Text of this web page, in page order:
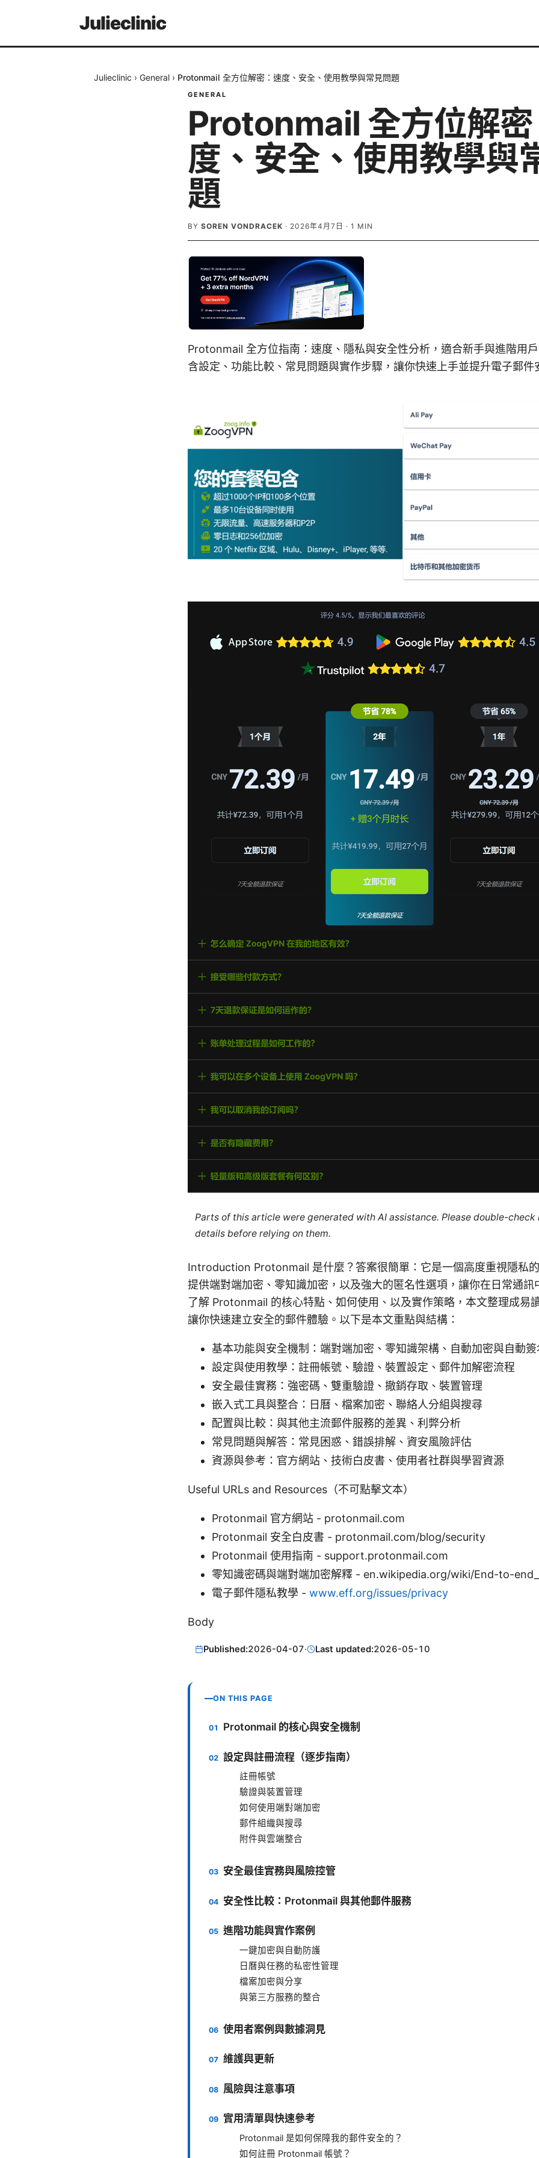
Julieclinic
Julieclinic › General › Protonmail 全方位解密：速度、安全、使用教學與常見問題
GENERAL
Protonmail 全方位解
度、安全、使用教學與
題
BY SOREN VONDRACEK · 2026年4月7日 · 1 MIN
Protonmail 全方位指南：速度、隱私與安全性分析，適合新手與進階用
含設定、功能比較、常見問題與實作步驟，讓你快速上手並提升電子郵件
Parts of this article were generated with AI assistance. Please double-
details before relying on them.
Introduction Protonmail 是什麼？答案很簡單：它是一個高度重視隱私的
提供端對端加密、零知識加密，以及強大的匿名性選項，讓你在日常通訊
了解 Protonmail 的核心特點、如何使用、以及實作策略，本文整理成易
讓你快速建立安全的郵件體驗。以下是本文重點與結構：
基本功能與安全機制：端對端加密、零知識架構、自動加密與自動簽
設定與使用教學：註冊帳號、驗證、裝置設定、郵件加解密流程
安全最佳實務：強密碼、雙重驗證、撤銷存取、裝置管理
嵌入式工具與整合：日曆、檔案加密、聯絡人分組與搜尋
配置與比較：與其他主流郵件服務的差異、利弊分析
常見問題與解答：常見困惑、錯誤排解、資安風險評估
資源與參考：官方網站、技術白皮書、使用者社群與學習資源
Useful URLs and Resources（不可點擊文本）
Protonmail 官方網站 - protonmail.com
Protonmail 安全白皮書 - protonmail.com/blog/security
Protonmail 使用指南 - support.protonmail.com
零知識密碼與端對端加密解釋 - en.wikipedia.org/wiki/End-to-
電子郵件隱私教學 - www.eff.org/issues/privacy
Body
Published:2026-04-07· Last updated:2026-05-10
ON THIS PAGE
Protonmail 的核心與安全機制
設定與註冊流程（逐步指南）
註冊帳號
驗證與裝置管理
如何使用端對端加密
郵件組織與搜尋
附件與雲端整合
安全最佳實務與風險控管
安全性比較：Protonmail 與其他郵件服務
進階功能與實作案例
一鍵加密與自動防護
日曆與任務的私密性管理
檔案加密與分享
與第三方服務的整合
使用者案例與數據洞見
維護與更新
風險與注意事項
實用清單與快速參考
Protonmail 是如何保障我的郵件安全的？
如何註冊 Protonmail 帳號？